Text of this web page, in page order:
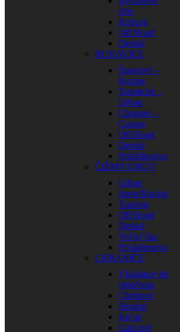
rifle
Kožené
Off Road
Detské
RUKAVICE
Športové –
Racing
Turistické –
Urban
Chopper –
Cruiser
Off Road
Detské
Príslušenstvo
ČIŽMY/OBUV
Urban
Sport/Racing
Touring
Off Road
Detské
Voľný čas
Príslušenstvo
CHRÁNIČE
Vkladacie do
oblečenia
Chrbtové
Hrudné
Krčné
Lakťové